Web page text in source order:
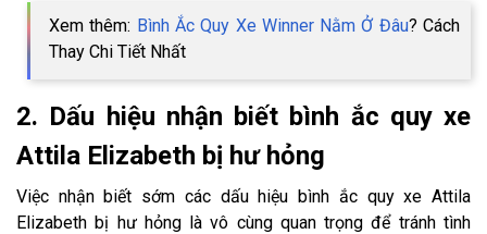
Xem thêm: Bình Ắc Quy Xe Winner Nằm Ở Đâu? Cách
Thay Chi Tiết Nhất
2. Dấu hiệu nhận biết bình ắc quy xe
Attila Elizabeth bị hư hỏng
Việc nhận biết sớm các dấu hiệu bình ắc quy xe Attila
Elizabeth bị hư hỏng là vô cùng quan trọng để tránh tình